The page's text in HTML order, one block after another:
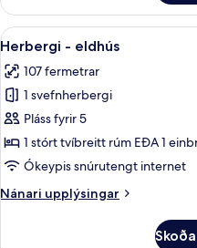
eldhús
-
stórt
tvíbreitt
rúm
Skoða
allar
myndir
fyrir
Herbergi
-
eldhús
7
Herbergi - eldhús
107 fermetrar
1 svefnherbergi
Pláss fyrir 5
1 stórt tvíbreitt rúm EÐA 1
Ókeypis snúrutengt internet
Nánari upplýsingar
Nánari